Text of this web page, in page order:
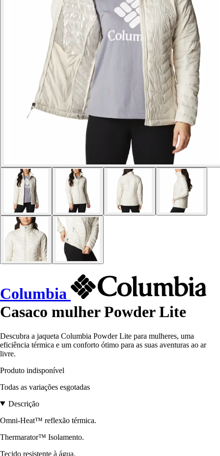
Columbia
Casaco mulher Powder Lite
Descubra a jaqueta Columbia Powder Lite para mulheres, uma
eficiência térmica e um conforto ótimo para as suas aventuras ao ar
livre.
Produto indisponível
Todas as variações esgotadas
Descrição
Omni-Heat™ reflexão térmica.
Thermarator™ Isolamento.
Tecido resistente à água.